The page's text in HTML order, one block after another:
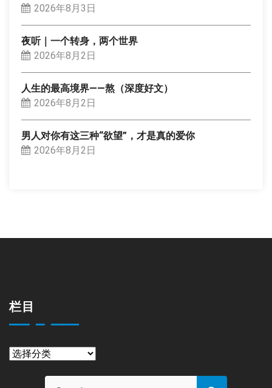
2026年8月3日
夜听｜一个转身，两个世界
2026年8月2日
人生的最高境界——熬（深度好文）
2026年8月2日
男人对你有这三种“欲望”，才是真的爱你
2026年8月2日
栏目
栏